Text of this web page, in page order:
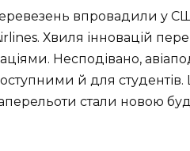
впровадили у
Хвиля інновацій
Несподівано,
й для
стали новою